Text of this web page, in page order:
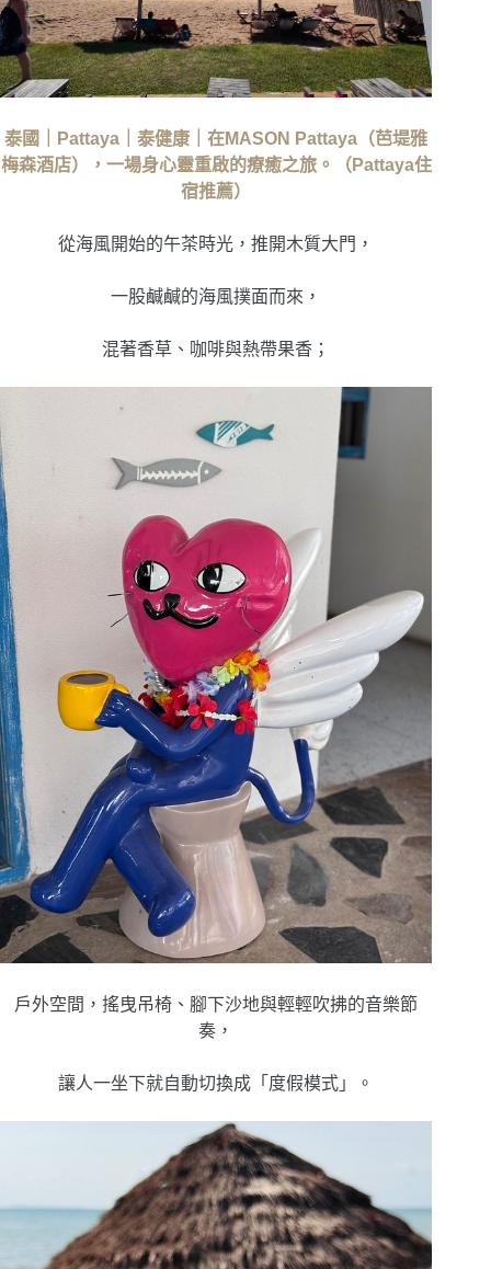
泰國｜Pattaya｜泰健康｜在MASON Pattaya（芭堤雅
梅森酒店），一場身心靈重啟的療癒之旅。（Pattaya住
宿推薦）
從海風開始的午茶時光，推開木質大門，
一股鹹鹹的海風撲面而來，
混著香草、咖啡與熱帶果香；
戶外空間，搖曳吊椅、腳下沙地與輕輕吹拂的音樂節
奏 ，
讓人一坐下就自動切換成「度假模式」。